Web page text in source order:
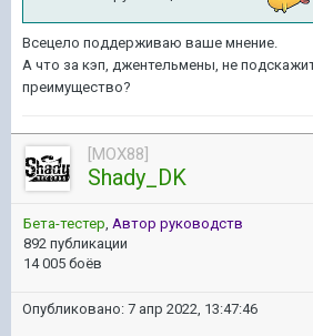
Всецело поддерживаю ваше мнение.
А что за кэп, джентельмены, не
преимущество?
[MOX88]
Shady_DK
Бета-тестер, Автор руководств
892 публикации
14 005 боёв
Опубликовано: 7 апр 2022, 13:47:46